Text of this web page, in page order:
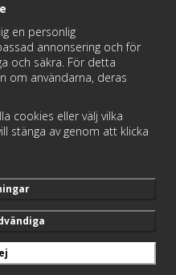
mesta inom Badrum,
och VVS.
rätt reservdel!
return/
en personlig
annonsering och för
och säkra. För detta
om användarna, deras
cookies eller välj vilka
stänga av genom att klicka